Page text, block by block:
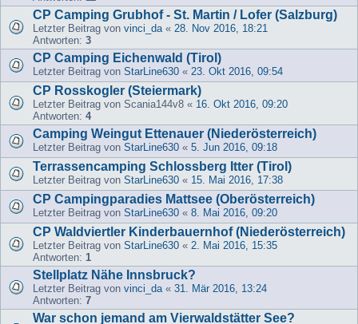
CP Camping Grubhof - St. Martin / Lofer (Salzburg)
Letzter Beitrag von vinci_da « 28. Nov 2016, 18:21
Antworten: 3
CP Camping Eichenwald (Tirol)
Letzter Beitrag von StarLine630 « 23. Okt 2016, 09:54
CP Rosskogler (Steiermark)
Letzter Beitrag von Scania144v8 « 16. Okt 2016, 09:20
Antworten: 4
Camping Weingut Ettenauer (Niederösterreich)
Letzter Beitrag von StarLine630 « 5. Jun 2016, 09:18
Terrassencamping Schlossberg Itter (Tirol)
Letzter Beitrag von StarLine630 « 15. Mai 2016, 17:38
CP Campingparadies Mattsee (Oberösterreich)
Letzter Beitrag von StarLine630 « 8. Mai 2016, 09:20
CP Waldviertler Kinderbauernhof (Niederösterreich)
Letzter Beitrag von StarLine630 « 2. Mai 2016, 15:35
Antworten: 1
Stellplatz Nähe Innsbruck?
Letzter Beitrag von vinci_da « 31. Mär 2016, 13:24
Antworten: 7
War schon jemand am Vierwaldstätter See?